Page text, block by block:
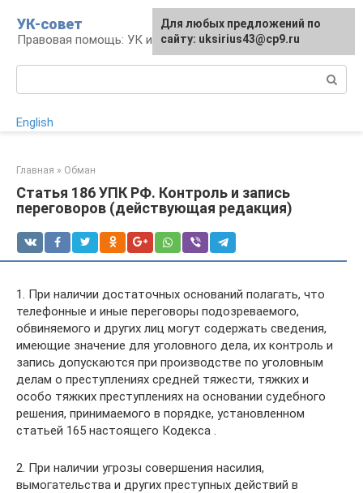
контенту
УК-совет
Правовая помощь: УК и УПК
English
Главная » Обман
Статья 186 УПК РФ. Контроль и запись
переговоров (действующая редакция)
1. При наличии достаточных оснований полагать, что
телефонные и иные переговоры подозреваемого,
обвиняемого и других лиц могут содержать сведения,
имеющие значение для уголовного дела, их контроль и
запись допускаются при производстве по уголовным
делам о преступлениях средней тяжести, тяжких и
особо тяжких преступлениях на основании судебного
решения, принимаемого в порядке, установленном
статьей 165 настоящего Кодекса .
2. При наличии угрозы совершения насилия,
вымогательства и других преступных действий в
Для любых предложений по
сайту: uksirius43@cp9.ru